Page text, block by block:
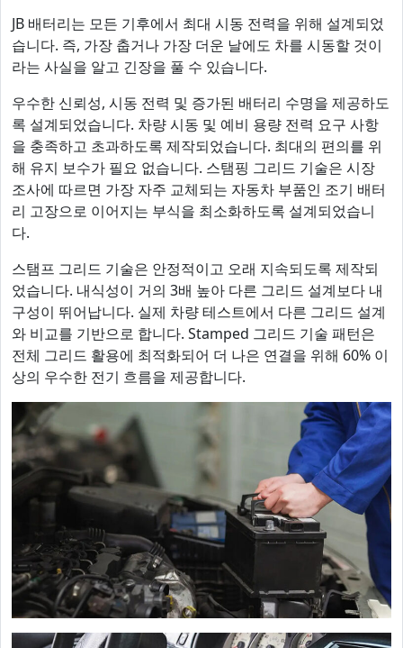
JB 배터리는 모든 기후에서 최대 시동 전력을 위해 설계되었
습니다. 즉, 가장 춥거나 가장 더운 날에도 차를 시동할 것이
라는 사실을 알고 긴장을 풀 수 있습니다.
우수한 신뢰성, 시동 전력 및 증가된 배터리 수명을 제공하도
록 설계되었습니다. 차량 시동 및 예비 용량 전력 요구 사항
을 충족하고 초과하도록 제작되었습니다. 최대의 편의를 위
해 유지 보수가 필요 없습니다. 스탬핑 그리드 기술은 시장
조사에 따르면 가장 자주 교체되는 자동차 부품인 조기 배터
리 고장으로 이어지는 부식을 최소화하도록 설계되었습니
다.
스탬프 그리드 기술은 안정적이고 오래 지속되도록 제작되
었습니다. 내식성이 거의 3배 높아 다른 그리드 설계보다 내
구성이 뛰어납니다. 실제 차량 테스트에서 다른 그리드 설계
와 비교를 기반으로 합니다. Stamped 그리드 기술 패턴은
전체 그리드 활용에 최적화되어 더 나은 연결을 위해 60% 이
상의 우수한 전기 흐름을 제공합니다.